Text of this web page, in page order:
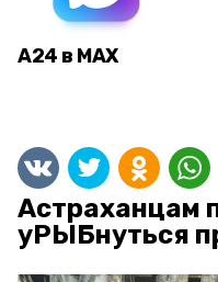
А24 в MAX
Астраханцам
уРЫБнуться